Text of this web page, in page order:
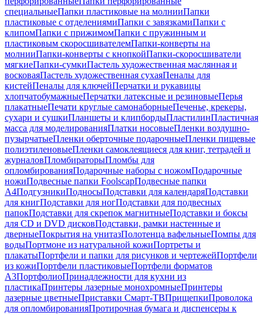
специальныеПапки пластиковые на молнииПапки
пластиковые с отделениямиПапки с завязкамиПапки с
клипомПапки с прижимомПапки с пружинным и
пластиковым скоросшивателемПапки-конверты на
молнииПапки-конверты с кнопкойПапки-скоросшиватели
мягкиеПапки-сумкиПастель художественная маслянная и
восковаяПастель художественная сухаяПеналы для
кистейПеналы для ключейПерчатки и рукавицы
хлопчатобумажныеПерчатки латексные и резиновыеПерья
плакатныеПечати круглые самонаборныеПеченье, крекеры,
сухари и сушкиПланшеты и клипбордыПластилинПластичная
масса для моделированияПлатки носовыеПленки воздушно-
пузырчатыеПленки оберточные подарочныеПленки пищевые
полиэтиленовыеПленки самоклеящиеся для книг, тетрадей и
журналовПломбираторыПломбы для
опломбированияПодарочные наборы с ножомПодарочные
ножиПодвесные папки FoolscapПодвесные папки
А4ПодгузникиПодносыПодставки для календаряПодставки
для книгПодставки для ногПодставки для подвесных
папокПодставки для скрепок магнитныеПодставки и боксы
для CD и DVD дисковПодставки, рамки настенные и
дверныеПокрытия на унитазПолотенца вафельныеПомпы для
водыПортмоне из натуральной кожиПортреты и
плакатыПортфели и папки для рисунков и чертежейПортфели
из кожиПортфели пластиковыеПортфели форматов
А3ПортфолиоПринадлежности для кухни из
пластикаПринтеры лазерные монохромныеПринтеры
лазерные цветныеПриставки Смарт-ТВПрищепкиПроволока
для опломбированияПротирочная бумага и диспенсеры к